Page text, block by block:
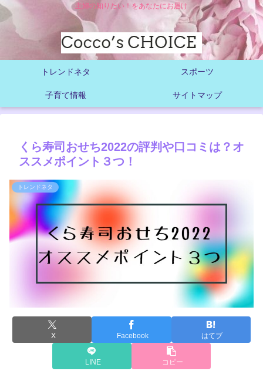
主婦の知りたい！をあなたにお届け
トレンドネタ スポーツ
子育て情報 サイトマップ
くら寿司おせち2022の評判や口コミは？オ
ススメポイント３つ！
トレンドネタ
X Facebook はてブ
LINE コピー